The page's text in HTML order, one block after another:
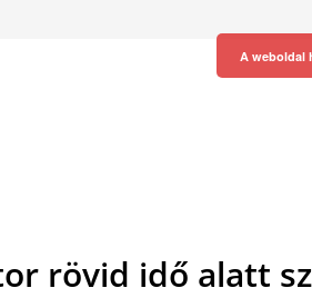
rövid idő alatt
A weboldal